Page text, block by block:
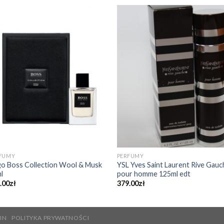
Boss Collection Wool & Musk
zł
PERFUMY
YSL Yves Saint Laurent Rive
pour homme 125ml edt
379.00zł
POLITYKA PRYWATNOŚCI